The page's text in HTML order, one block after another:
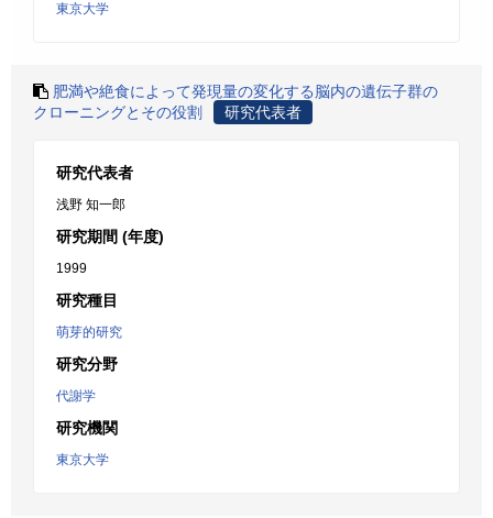
東京大学
肥満や絶食によって発現量の変化する脳内の遺伝子群の
クローニングとその役割
研究代表者
研究代表者
浅野 知一郎
研究期間 (年度)
1999
研究種目
萌芽的研究
研究分野
代謝学
研究機関
東京大学